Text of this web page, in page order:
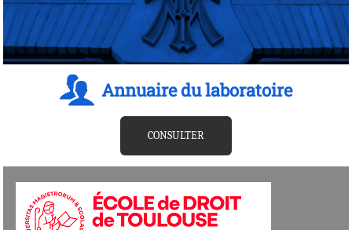
Annuaire du laboratoire
CONSULTER